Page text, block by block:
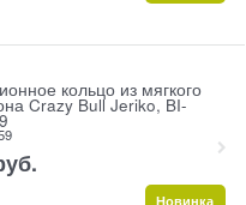
кольцо из мягкого
Crazy Bull Jeriko, BI-
Новинка